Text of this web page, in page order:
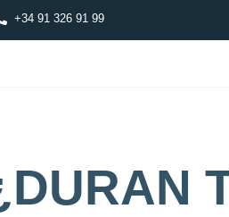
+34 91 326 91 99